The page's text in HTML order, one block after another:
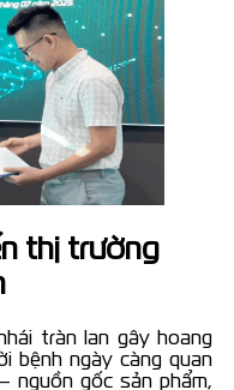
thị trường
tràn lan gây hoang
bệnh ngày càng quan
nguồn gốc sản phẩm,